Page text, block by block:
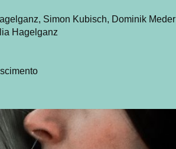
Simon Kubisch, Dominik Meder
Hagelganz